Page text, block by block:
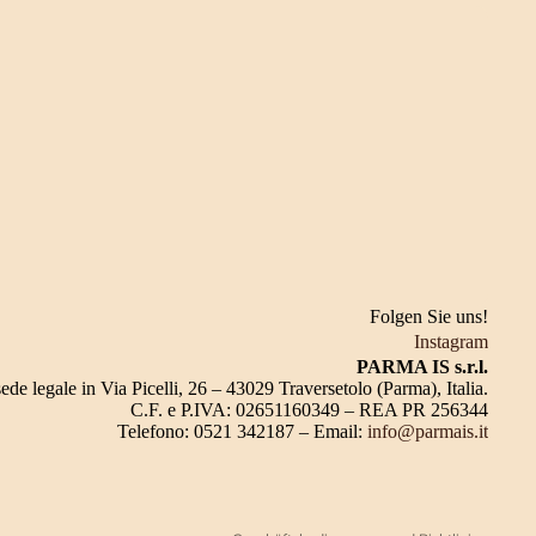
Folgen Sie uns!
Instagram
PARMA IS s.r.l.
legale in Via Picelli, 26 – 43029 Traversetolo (Parma), Italia.
C.F. e P.IVA: 02651160349 – REA PR 256344
Telefono: 0521 342187 – Email: info@parmais.it